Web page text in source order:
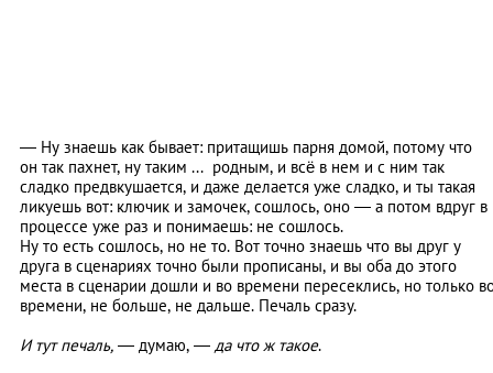
— Ну знаешь как бывает: притащишь парня домой, потому что
он так пахнет, ну таким ... родным, и всё в нем и с ним так
сладко предвкушается, и даже делается уже сладко, и ты такая
ликуешь вот: ключик и замочек, сошлось, оно — а потом вдруг в
процессе уже раз и понимаешь: не сошлось.
Ну то есть сошлось, но не то. Вот точно знаешь что вы друг у
друга в сценариях точно были прописаны, и вы оба до этого
места в сценарии дошли и во времени пересеклись, но только
времени, не больше, не дальше. Печаль сразу.
И тут печаль, — думаю, — да что ж такое.